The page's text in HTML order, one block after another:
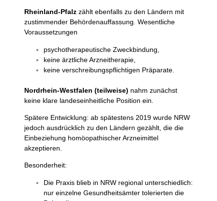
Rheinland-Pfalz zählt ebenfalls zu den Ländern mit
zustimmender Behördenauffassung. Wesentliche
Voraussetzungen
psychotherapeutische Zweckbindung,
keine ärztliche Arzneitherapie,
keine verschreibungspflichtigen Präparate.
Nordrhein-Westfalen (teilweise) nahm zunächst
keine klare landeseinheitliche Position ein.
Spätere Entwicklung: ab spätestens 2019 wurde NRW
jedoch ausdrücklich zu den Ländern gezählt, die die
Einbeziehung homöopathischer Arzneimittel
akzeptieren.
Besonderheit:
Die Praxis blieb in NRW regional unterschiedlich:
nur einzelne Gesundheitsämter tolerierten die